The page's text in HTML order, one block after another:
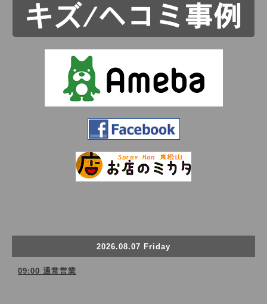
2026.08.07 Friday
09:00 通常営業